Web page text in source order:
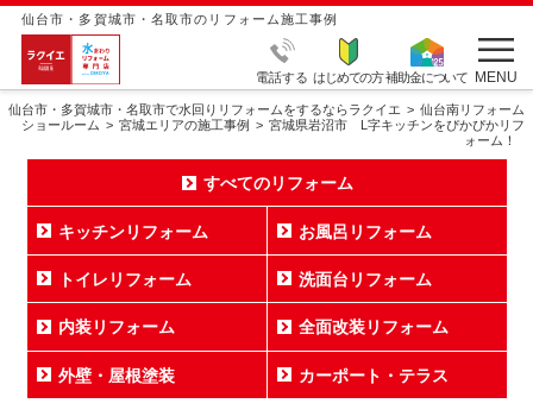
仙台市・多賀城市・名取市のリフォーム施工事例
電話する はじめての方補助金について MENU
仙台市・多賀城市・名取市で水回りリフォームをするならラクイエ
仙台南リフォーム
ショールーム
宮城エリアの施工事例
宮城県岩沼市 L字キッチンをぴかぴかリフ
ォーム！
すべてのリフォーム
キッチンリフォーム お風呂リフォーム
トイレリフォーム 洗面台リフォーム
内装リフォーム 全面改装リフォーム
外壁・屋根塗装 カーポート・テラス